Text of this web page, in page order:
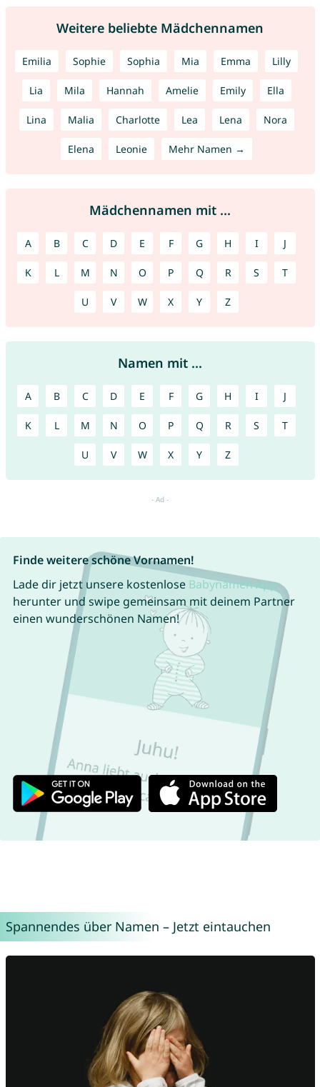
Weitere beliebte Mädchennamen
Emilia Sophie Sophia Mia Emma Lilly
Lia Mila Hannah Amelie Emily Ella
Lina Malia Charlotte Lea Lena Nora
Elena Leonie Mehr Namen →
Mädchennamen mit ...
A B C D E F G H I J
K L M N O P Q R S T
U V W X Y Z
Namen mit ...
A B C D E F G H I J
K L M N O P Q R S T
U V W X Y Z
Finde weitere schöne Vornamen!
Lade dir jetzt unsere kostenlose Babynamen App
herunter und swipe gemeinsam mit deinem Partner
einen wunderschönen Namen!
Spannendes über Namen – Jetzt eintauchen